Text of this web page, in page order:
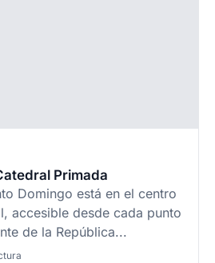
Primada
Domingo está en el centro
accesible desde cada punto
de la República...